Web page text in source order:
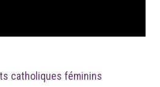
catholiques féminins